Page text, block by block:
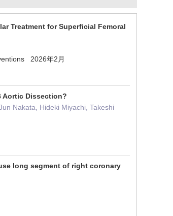
Treatment for Superficial Femoral
2026年2月
Aortic Dissection?
Nakata, Hideki Miyachi, Takeshi
long segment of right coronary